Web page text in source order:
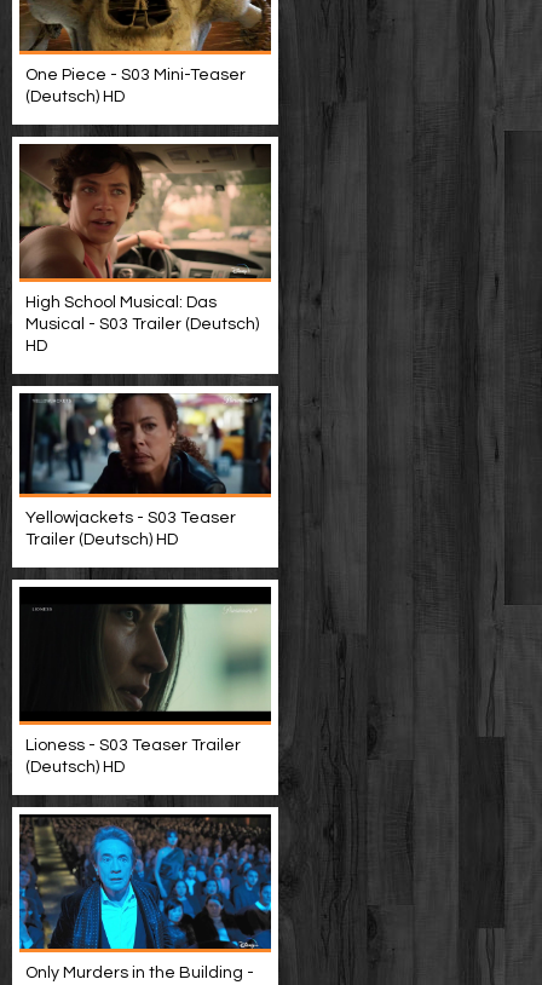
One Piece - S03 Mini-Teaser
(Deutsch) HD
High School Musical: Das
Musical - S03 Trailer (Deutsch)
HD
Yellowjackets - S03 Teaser
Trailer (Deutsch) HD
Lioness - S03 Teaser Trailer
(Deutsch) HD
Only Murders in the Building -